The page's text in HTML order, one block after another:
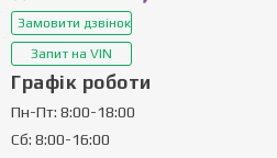
Замовити дзвінок
Запит на VIN
Графік роботи
Пн-Пт: 8:00-18:00
Сб: 8:00-16:00